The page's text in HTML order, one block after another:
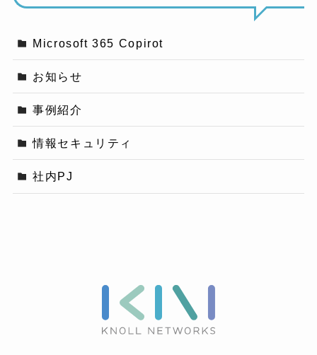
Microsoft 365 Copirot
お知らせ
事例紹介
情報セキュリティ
社内PJ